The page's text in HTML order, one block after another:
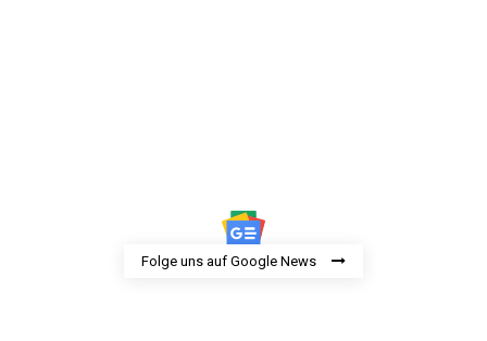
Folge uns auf Google News